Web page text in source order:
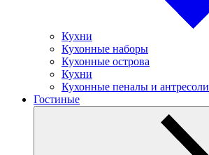
Кухни
Кухонные наборы
Кухонные острова
Кухни
Кухонные пеналы и антресоли
Гостиные